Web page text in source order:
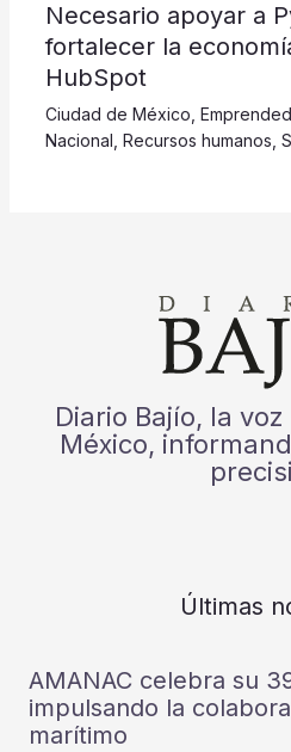
​​​​​Necesario apoyar a
fortalecer la
HubSpot
Ciudad de México
Nacional Recursos humanos
Diario Bajío, la
México,
Últimas
AMANAC celebra su
impulsando la
marítimo